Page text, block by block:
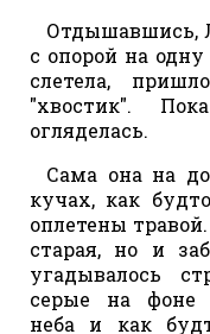
Отдышавшись,
с опорой на
слетела,
"хвостик".
огляделась.
Сама она на
кучах, как
оплетены
старая, но и
угадывалось
серые на фоне
неба и как